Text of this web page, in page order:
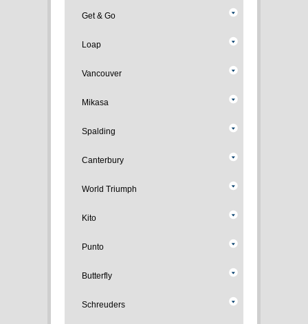
Get & Go
Loap
Vancouver
Mikasa
Spalding
Canterbury
World Triumph
Kito
Punto
Butterfly
Schreuders